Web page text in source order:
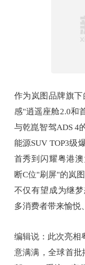
作为岚图品牌旗下
感"逍遥座舱2.0和
与乾崑智驾ADS 4
能源SUV TOP3级
首秀到闪耀粤港
断C位"刷屏"的岚
不仅有望成为继
多消费者带来愉悦
编辑说：此次亮相
意满满，全球首